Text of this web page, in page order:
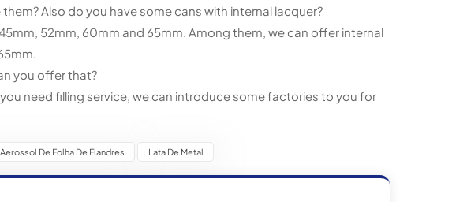
Also do you have some cans with internal lacquer?
52mm, 60mm and 65mm. Among them, we can offer internal
you offer that?
need filling service, we can introduce some factories to you for
De Folha De Flandres Lata De Metal